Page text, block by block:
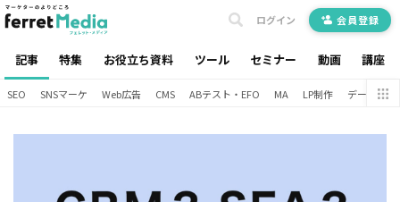
記事 特集 お役立ち資料 ツール セミナー 動画 講座
ログイン 会員登録
SEO SNSマーケ Web広告 CMS ABテスト・EFO MA LP制作 データ分析